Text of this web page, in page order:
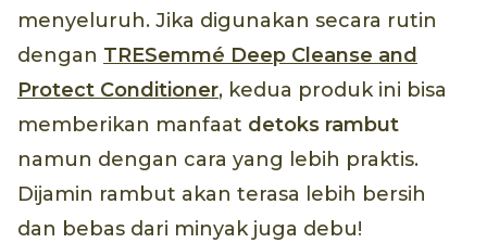
menyeluruh. Jika digunakan secara rutin
dengan TRESemmé Deep Cleanse and
Protect Conditioner, kedua produk ini bisa
memberikan manfaat detoks rambut
namun dengan cara yang lebih praktis.
Dijamin rambut akan terasa lebih bersih
dan bebas dari minyak juga debu!